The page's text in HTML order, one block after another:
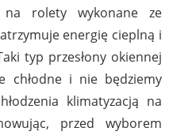
rolety wykonane ze
energię cieplną i
typ przesłony okiennej
chłodne i nie będziemy
klimatyzacją na
przed wyborem